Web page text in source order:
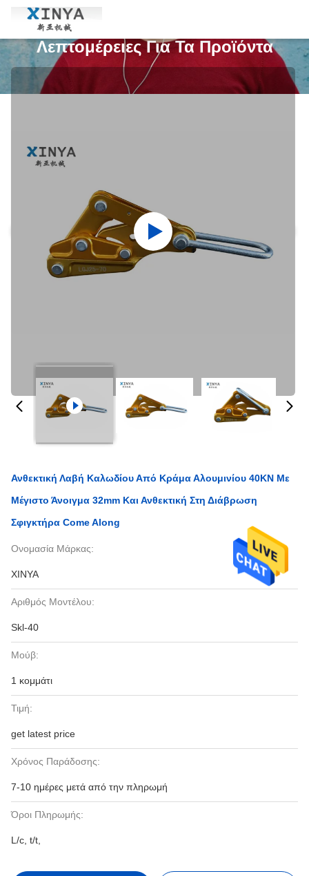
Λεπτομέρειες Για Τα Προϊόντα
Ανθεκτική Λαβή Καλωδίου Από Κράμα Αλουμινίου 40KN Με
Μέγιστο Άνοιγμα 32mm Και Ανθεκτική Στη Διάβρωση
Σφιγκτήρα Come Along
Ονομασία Μάρκας:
XINYA
Αριθμός Μοντέλου:
Skl-40
Μούβ:
1 κομμάτι
Τιμή:
get latest price
Χρόνος Παράδοσης:
7-10 ημέρες μετά από την πληρωμή
Όροι Πληρωμής:
L/c, t/t,